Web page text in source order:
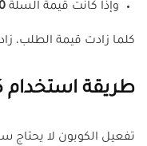
وإذا كانت قيمة السلة
كلما زادت قيمة الطلب،
طريقة استخدام
تفعيل الكوبون لا يحتاج